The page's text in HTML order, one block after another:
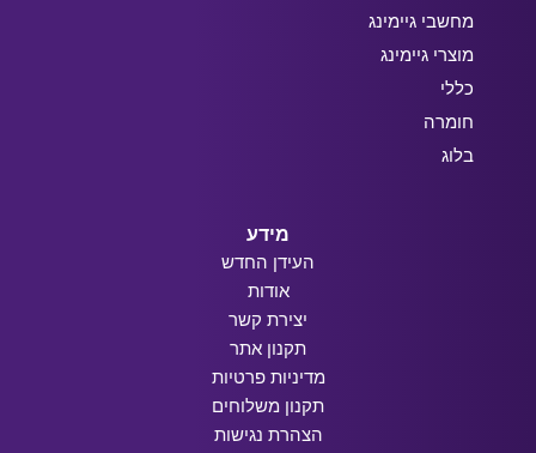
מחשבי גיימינג
מוצרי גיימינג
כללי
חומרה
בלוג
מידע
העידן החדש
אודות
יצירת קשר
תקנון אתר
מדיניות פרטיות
תקנון משלוחים
הצהרת נגישות